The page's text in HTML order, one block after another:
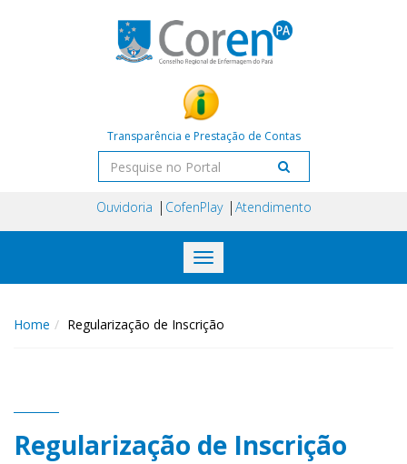
Transparência e Prestação de Contas
Ouvidoria CofenPlay Atendimento
Toggle
navigation
Home Regularização de Inscrição
Regularização de Inscrição